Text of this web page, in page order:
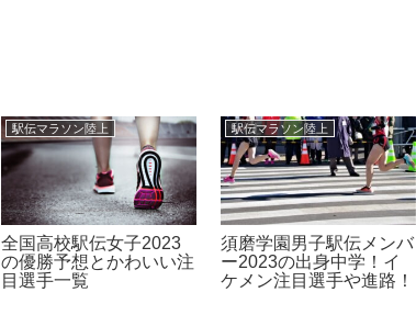
駅伝マラソン陸上
全国高校駅伝女子2023
の優勝予想とかわいい注
目選手一覧
駅伝マラソン陸上
須磨学園男子駅伝メンバ
ー2023の出身中学！イ
ケメン注目選手や進路！